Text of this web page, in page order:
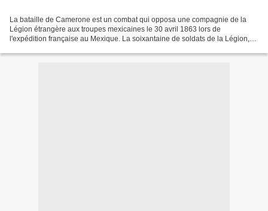
La bataille de Camerone est un combat qui opposa une compagnie de la
Légion étrangère aux troupes mexicaines le 30 avril 1863 lors de
l'expédition française au Mexique. La soixantaine de soldats de la Légion,